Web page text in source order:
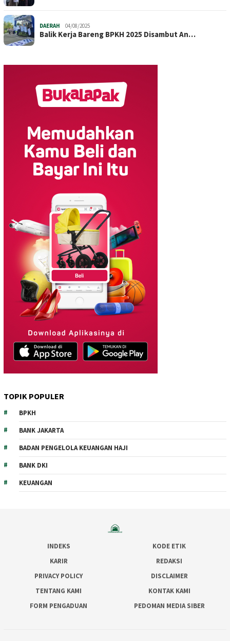
DAERAH 04/08/2025
Balik Kerja Bareng BPKH 2025 Disambut An…
TOPIK POPULER
BPKH
BANK JAKARTA
BADAN PENGELOLA KEUANGAN HAJI
BANK DKI
KEUANGAN
INDEKS
KODE ETIK
KARIR
REDAKSI
PRIVACY POLICY
DISCLAIMER
TENTANG KAMI
KONTAK KAMI
FORM PENGADUAN
PEDOMAN MEDIA SIBER